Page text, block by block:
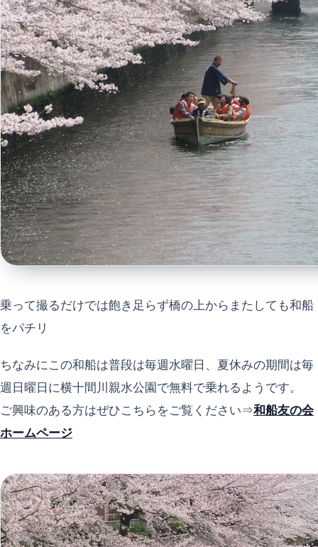
乗って撮るだけでは飽き足らず橋の上からまたしても和船
をパチリ
ちなみにこの和船は普段は毎週水曜日、夏休みの期間は毎
週日曜日に横十間川親水公園で無料で乗れるようです。
ご興味のある方はぜひこちらをご覧ください⇒和船友の会
ホームページ